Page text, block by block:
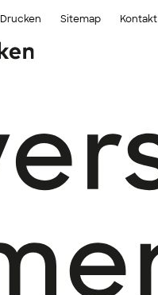
Drucken Sitemap Kontakt